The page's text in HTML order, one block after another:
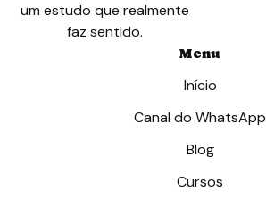
um estudo que realmente
faz sentido.
Menu
Início
Canal do WhatsApp
Blog
Cursos